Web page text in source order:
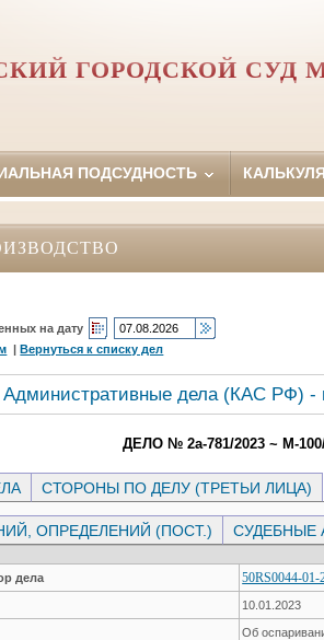
ГОРОДСКОЙ СУД
ПОДСУДНОСТЬ
на дату
|Вернуться к списку дел
Административные дела (КАC РФ) -
ДЕЛО № 2а-781/2023 ~ М-
СТОРОНЫ ПО ДЕЛУ (ТРЕТЬИ ЛИЦА)
ОПРЕДЕЛЕНИЙ (ПОСТ.) СУДЕБНЫЕ
дела
50RS0044-01-
10.01.2023
Об